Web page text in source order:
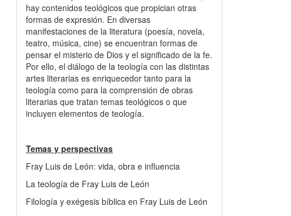
hay contenidos teológicos que propician otras
formas de expresión. En diversas
manifestaciones de la literatura (poesía, novela,
teatro, música, cine) se encuentran formas de
pensar el misterio de Dios y el significado de la fe.
Por ello, el diálogo de la teología con las distintas
artes literarias es enriquecedor tanto para la
teología como para la comprensión de obras
literarias que tratan temas teológicos o que
incluyen elementos de teología.
Temas y perspectivas
Fray Luis de León: vida, obra e influencia
La teología de Fray Luis de León
Filología y exégesis bíblica en Fray Luis de León